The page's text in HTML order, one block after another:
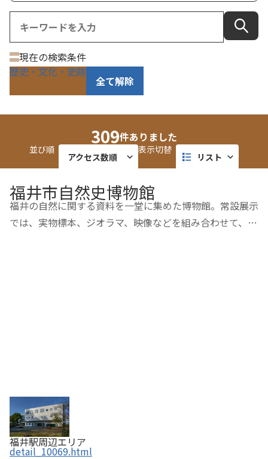
現在の検索条件
歴史・文化・史跡
全て解除
309件ありました
並び順
アクセス数順
近い順
更新順
表示切替
リスト
マップ
福井市自然史博物館
福井の自然に関する資料を一堂に集めた博物館。常設展示
では、実物標本、ジオラマ、映像などを組み合わせて、福
福井駅周辺エリア
detail_10069.html